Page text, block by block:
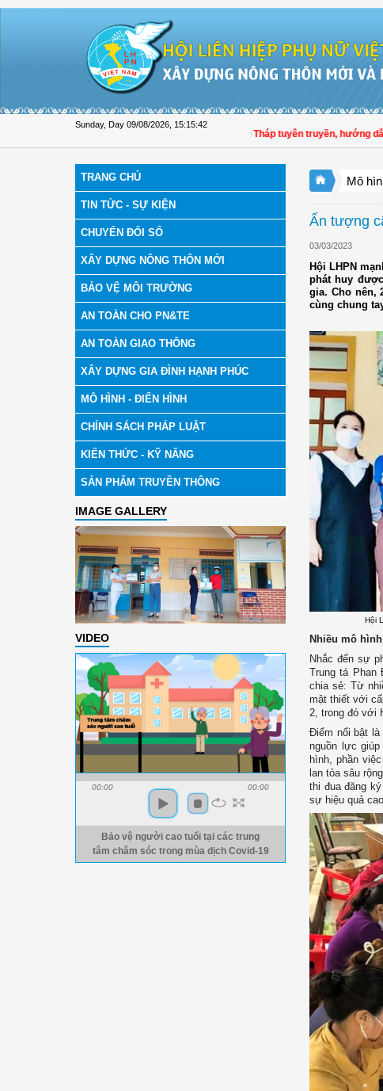
Sunday, Day 09/08/2026 15:15:44
Hội LHPN tỉnh Đồng Tháp tuyên truyền, hướng dẫn, triển
TRANG CHỦ
TIN TỨC - SỰ KIỆN
CHUYỂN ĐỔI SỐ
XÂY DỰNG NÔNG THÔN MỚI
BẢO VỆ MÔI TRƯỜNG
AN TOÀN CHO PN&TE
AN TOÀN GIAO THÔNG
XÂY DỰNG GIA ĐÌNH HẠNH PHÚC
MÔ HÌNH - ĐIỂN HÌNH
CHÍNH SÁCH PHÁP LUẬT
KIẾN THỨC - KỸ NĂNG
SẢN PHẨM TRUYỀN THÔNG
IMAGE GALLERY
VIDEO
00:00 00:00
Bảo vệ người cao tuổi tại các trung
tâm chăm sóc trong mùa dịch Covid-19
Mô
Ấn tượng
03/03/2023
Hội LHPN
phát huy
gia. Cho nên,
cùng chung
Hội
Nhiều mô
Nhắc đến sự
Trung tá Phan
chia sẻ: Từ
mật thiết với
2, trong đó với
Điểm nổi bật là
nguồn lực
hình, phần
lan tỏa sâu
thi đua đăng
sự hiệu quả